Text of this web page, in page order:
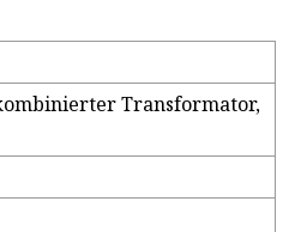
Transformator,